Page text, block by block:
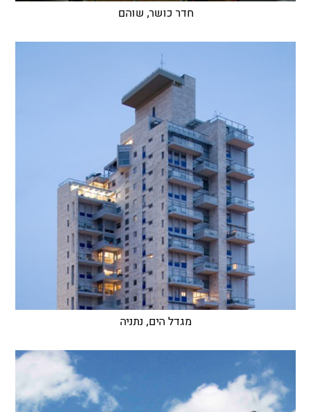
חדר כושר, שוהם
מגדל הים, נתניה